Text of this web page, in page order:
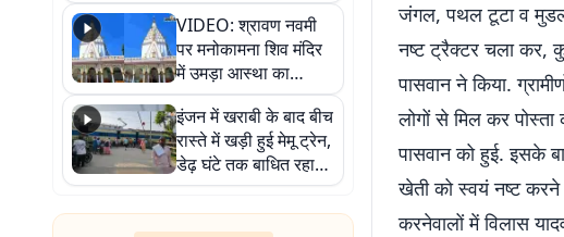
VIDEO: श्रावण नवमी
पर मनोकामना शिव मंदिर
में उमड़ा आस्था का
सैलाब, हर-हर महादेव के
जयघोष से गूंजा परिसर
इंजन में खराबी के बाद बीच
रास्ते में खड़ी हुई मेमू ट्रेन,
डेढ़ घंटे तक बाधित रहा
आवागमन
जंगल, पथल टूटा व
नष्ट ट्रैक्टर चला कर,
पासवान ने किया.
लोगों से मिल कर
पासवान को हुई. इसके
खेती को स्वयं नष्ट करने
करनेवालों में विलास